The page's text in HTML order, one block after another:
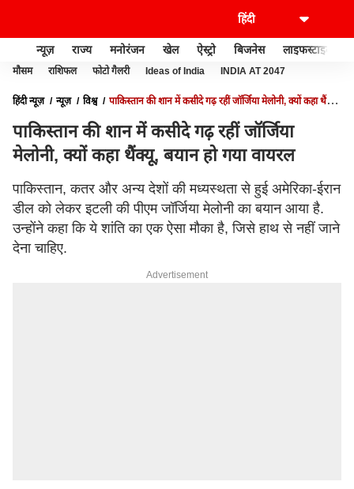
न्यूज़ राज्य मनोरंजन खेल ऐस्ट्रो बिजनेस लाइफस्टाइल
मौसम राशिफल फोटो गैलरी Ideas of India INDIA AT 2047
हिंदी न्यूज़ न्यूज़ विश्व
पाकिस्तान की शान में कसीदे गढ़ रहीं जॉर्जिया मेलोनी, क्यों कहा थैंक्यू,
पाकिस्तान की शान में कसीदे गढ़ रहीं जॉर्जिया
मेलोनी, क्यों कहा थैंक्यू, बयान हो गया वायरल
पाकिस्तान, कतर और अन्य देशों की मध्यस्थता से हुई अमेरिका-ईरान
डील को लेकर इटली की पीएम जॉर्जिया मेलोनी का बयान आया है.
उन्होंने कहा कि ये शांति का एक ऐसा मौका है, जिसे हाथ से नहीं जाने
देना चाहिए.
Advertisement